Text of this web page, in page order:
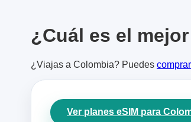
¿Cuál es el
¿Viajas a Colombia? Puedes
Ver planes eSIM para